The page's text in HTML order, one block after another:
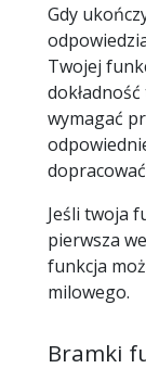
Gdy
Twojej
wymagać
Jeśli twoja
pierwsza
funkcja
milowego.
Bramki